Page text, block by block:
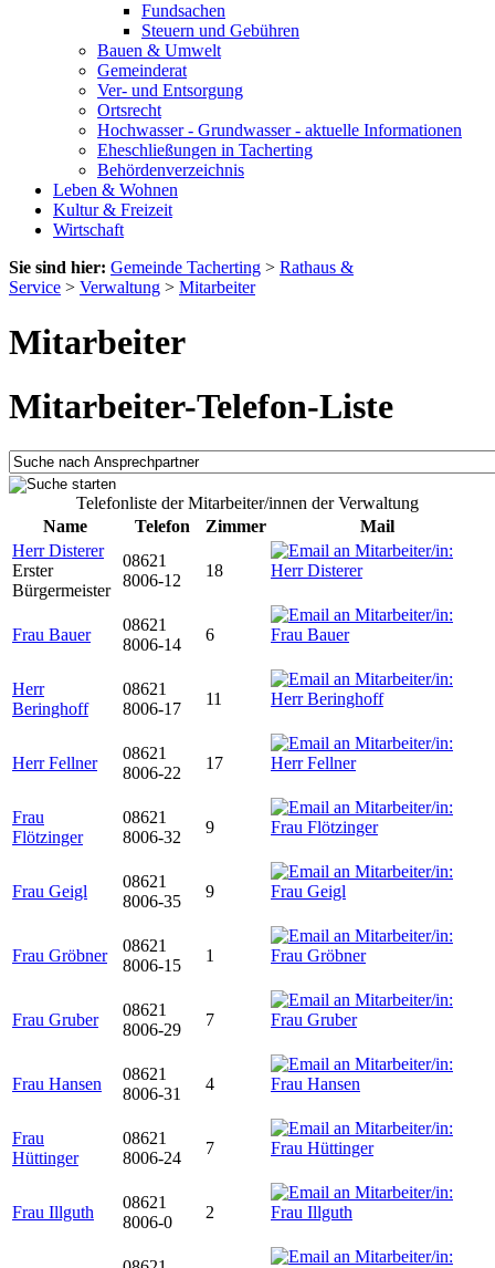
Fundsachen
Steuern und Gebühren
Bauen & Umwelt
Gemeinderat
Ver- und Entsorgung
Ortsrecht
Hochwasser - Grundwasser - aktuelle Informationen
Eheschließungen in Tacherting
Behördenverzeichnis
Leben & Wohnen
Kultur & Freizeit
Wirtschaft
Sie sind hier: Gemeinde Tacherting > Rathaus &
Service > Verwaltung > Mitarbeiter
Mitarbeiter
Mitarbeiter-Telefon-Liste
Telefonliste der Mitarbeiter/innen der Verwaltung
Name
Telefon Zimmer
Mail
Herr Disterer
Erster
Bürgermeister
08621
8006-12
18
Frau Bauer
08621
8006-14
6
Herr
Beringhoff
08621
8006-17
11
Herr Fellner
08621
8006-22
17
Frau
Flötzinger
08621
8006-32
9
Frau Geigl
08621
8006-35
9
Frau Gröbner
08621
8006-15
1
Frau Gruber
08621
8006-29
7
Frau Hansen
08621
8006-31
4
Frau
Hüttinger
08621
8006-24
7
Frau Illguth
08621
8006-0
2